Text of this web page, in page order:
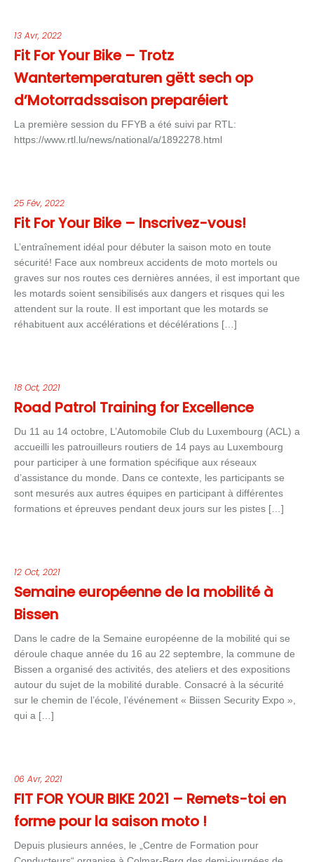
13 Avr, 2022
Fit For Your Bike – Trotz
Wantertemperaturen gëtt sech op
d’Motorradssaison preparéiert
La première session du FFYB a été suivi par RTL:
https://www.rtl.lu/news/national/a/1892278.html
25 Fév, 2022
Fit For Your Bike – Inscrivez-vous!
L’entraînement idéal pour débuter la saison moto en toute
sécurité! Face aux nombreux accidents de moto mortels ou
graves sur nos routes ces dernières années, il est important que
les motards soient sensibilisés aux dangers et risques qui les
attendent sur la route. Il est important que les motards se
réhabituent aux accélérations et décélérations […]
18 Oct, 2021
Road Patrol Training for Excellence
Du 11 au 14 octobre, L’Automobile Club du Luxembourg (ACL) a
accueilli les patrouilleurs routiers de 14 pays au Luxembourg
pour participer à une formation spécifique aux réseaux
d’assistance du monde. Dans ce contexte, les participants se
sont mesurés aux autres équipes en participant à différentes
formations et épreuves pendant deux jours sur les pistes […]
12 Oct, 2021
Semaine européenne de la mobilité à
Bissen
Dans le cadre de la Semaine européenne de la mobilité qui se
déroule chaque année du 16 au 22 septembre, la commune de
Bissen a organisé des activités, des ateliers et des expositions
autour du sujet de la mobilité durable. Consacré à la sécurité
sur le chemin de l’école, l’événement « Biissen Security Expo »,
qui a […]
06 Avr, 2021
FIT FOR YOUR BIKE 2021 – Remets-toi en
forme pour la saison moto !
Depuis plusieurs années, le „Centre de Formation pour